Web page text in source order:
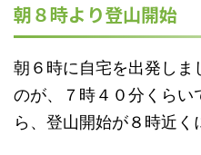
朝８時より登山開始
朝６時に自宅を出発しま
のが、７時４０分くらい
ら、登山開始が８時近く